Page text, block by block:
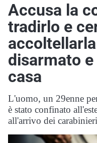
Accusa la
tradirlo e
disarmato
casa
L'uomo, un 29enne
è stato confinato
all'arrivo dei carabinieri